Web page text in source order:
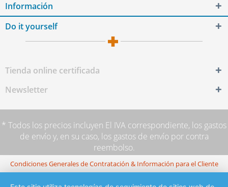
Información
Do it yourself
Tienda online certificada
Newsletter
* Todos los precios incluyen El IVA correspondiente, los gastos
de envíoy, en su caso, los gastos de envío por contra
reembolso.
Condiciones Generales de Contratación & Información para el Cliente